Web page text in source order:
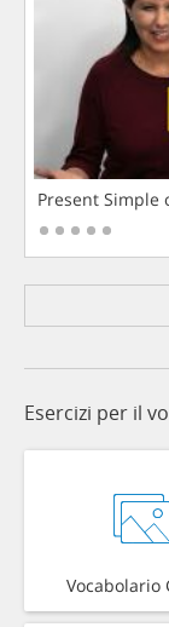
Present Simple
Esercizi per il
Vocabolario